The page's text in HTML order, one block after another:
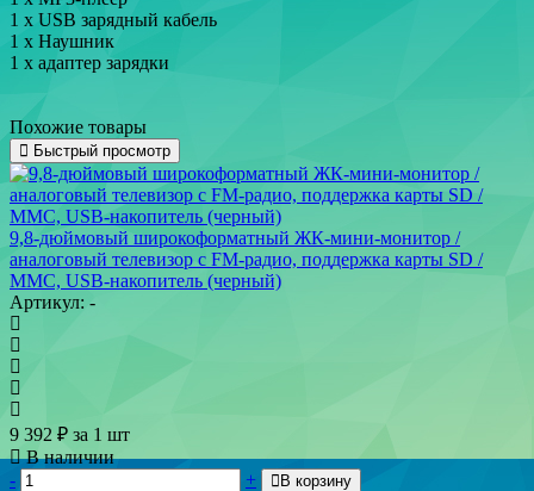
1 x USB зарядный кабель
1 x Наушник
1 x адаптер зарядки
Похожие товары
Быстрый просмотр
9,8-дюймовый широкоформатный ЖК-мини-монитор /
аналоговый телевизор с FM-радио, поддержка карты SD /
MMC, USB-накопитель (черный)
Артикул: -
9 392 ₽ за 1 шт
В наличии
-
+ В корзину